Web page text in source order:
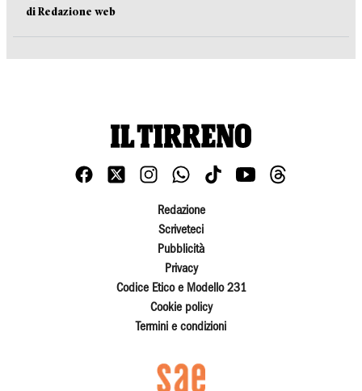
di Redazione web
Redazione
Scriveteci
Pubblicità
Privacy
Codice Etico e Modello 231
Cookie policy
Termini e condizioni